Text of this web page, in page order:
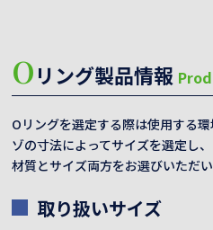
Oリング製品情報
Oリングを選定する際は使用する
ゾの寸法によってサイズを選定し、
材質とサイズ両方をお選びいただ
取り扱いサイズ